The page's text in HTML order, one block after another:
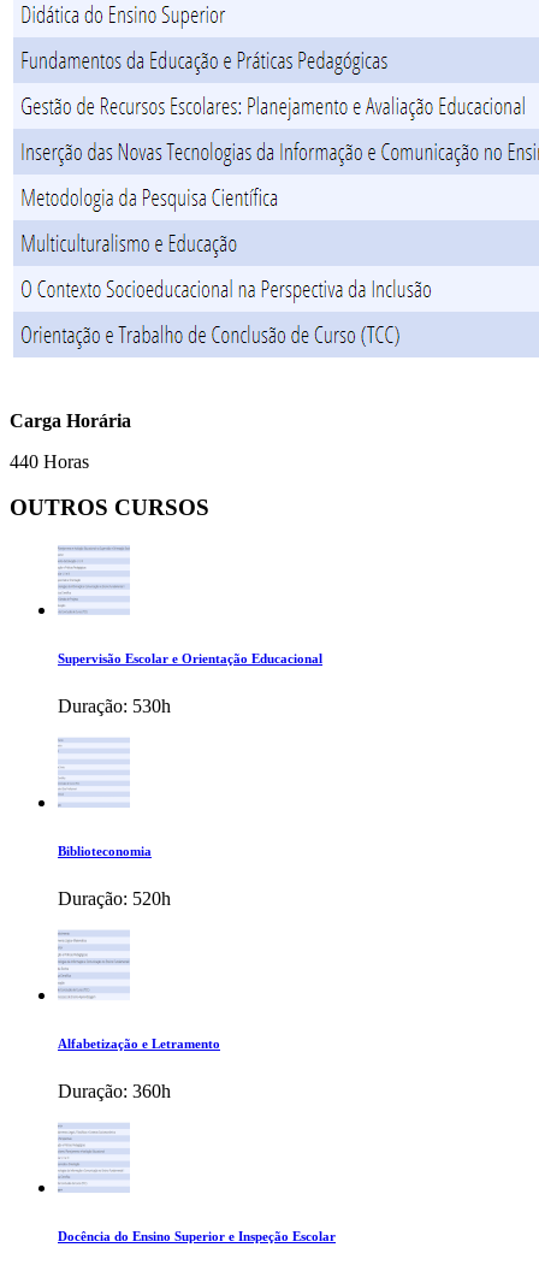
Carga Horária
440 Horas
OUTROS CURSOS
Supervisão Escolar e Orientação Educacional
Duração: 530h
Biblioteconomia
Duração: 520h
Alfabetização e Letramento
Duração: 360h
Docência do Ensino Superior e Inspeção Escolar